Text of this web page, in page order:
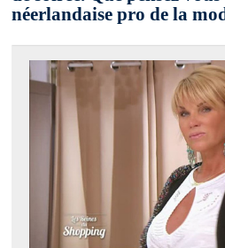
néerlandaise pro de la